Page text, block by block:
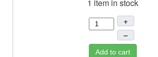
1 item in stock
+
–
Add to cart